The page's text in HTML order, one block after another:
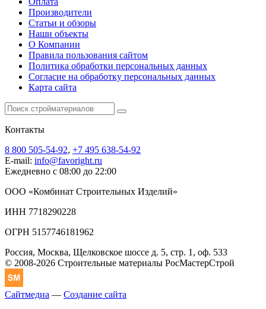
Производители
Статьи и обзоры
Наши объекты
О Компании
Правила пользования сайтом
Политика обработки персональных данных
Согласие на обработку персональных данных
Карта сайта
Контакты
8 800 505-54-92, +7 495 638-54-92
E-mail: info@favoright.ru
Ежедневно с 08:00 до 22:00
ООО «Комбинат Строительных Изделий»
ИНН 7718290228
ОГРН 5157746181962
Россия, Москва, Щелковское шоссе д. 5, стр. 1, оф. 533
© 2008-2026 Строительные материалы РосМастерСтрой
Сайтмедиа — Создание сайта